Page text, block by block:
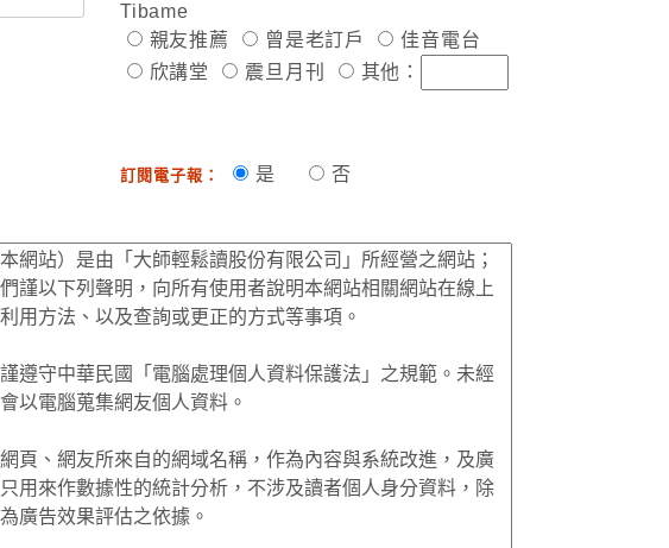
Tibame
親友推薦
曾是老訂戶
佳音電台
欣講堂
震旦月刊 其他：
訂閱電子報： 是 否